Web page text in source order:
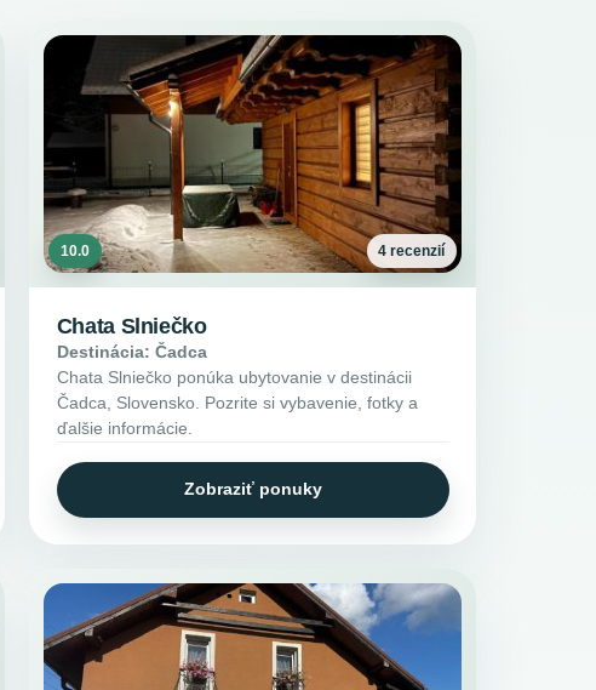
10.0 4 recenzií
Chata Slniečko
Destinácia: Čadca
Chata Slniečko ponúka ubytovanie v destinácii
Čadca, Slovensko. Pozrite si vybavenie, fotky a
ďalšie informácie.
Zobraziť ponuky